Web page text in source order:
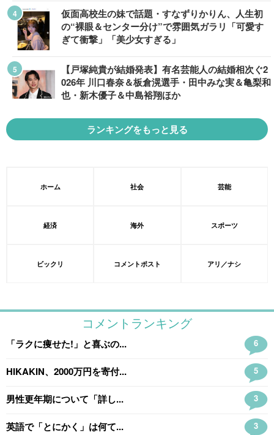
仮面高校生の妹で話題・すなずりかりん、人生初
の“裸眼＆センター分け”で雰囲気ガラリ「可愛す
ぎて衝撃」「美少女すぎる」
【戸塚純貴が結婚発表】有名芸能人の結婚相次ぐ2
026年 川口春奈＆板倉滉選手・田中みな実＆亀梨和
也・新木優子＆中島裕翔ほか
ランキングをもっと見る
ホーム 社会 芸能
経済 海外 スポーツ
ビックリ コメントポスト アリ／ナシ